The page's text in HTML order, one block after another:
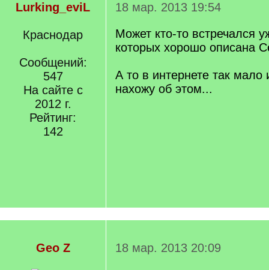
Lurking_eviL
Краснодар
Сообщений:
547
На сайте с
2012 г.
Рейтинг:
142
18 мар. 2013 19:54
Может кто-то встречался
которых хорошо описана
А то в интернете так
нахожу об этом...
Geo Z 18 мар. 2013 20:09